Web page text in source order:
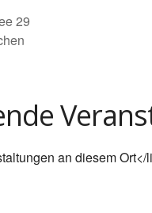
29
an diesem Ort</